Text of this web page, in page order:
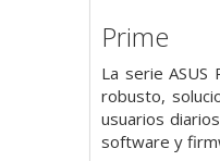
Prime
La serie
robusto,
usuarios
software y